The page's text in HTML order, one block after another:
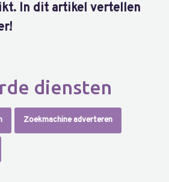
In dit artikel vertellen
diensten
Zoekmachine adverteren